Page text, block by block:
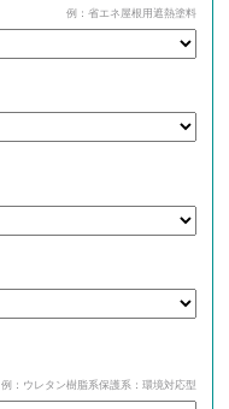
例：省エネ屋根用遮熱塗料
例：ウレタン樹脂系保護系：環境対応型